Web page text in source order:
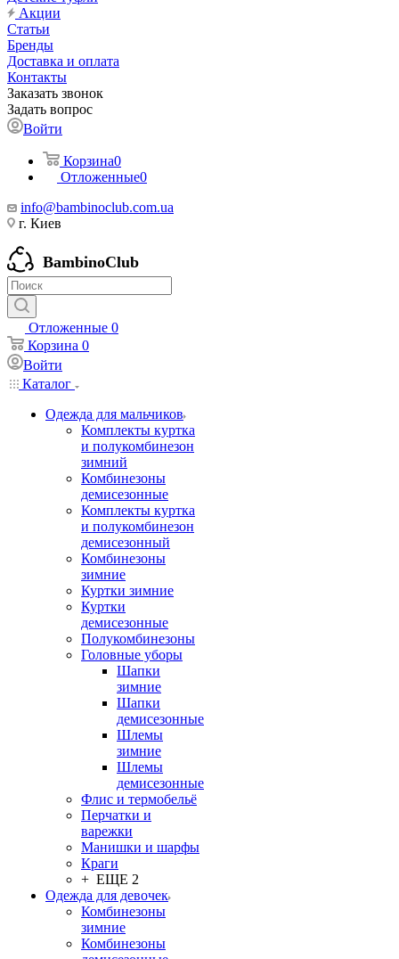
Акции
Статьи
Бренды
Доставка и оплата
Контакты
Заказать звонок
Задать вопрос
Войти
Корзина0
Отложенные0
info@bambinoclub.com.ua
г. Киев
BambinoClub
Отложенные 0
Корзина 0
Войти
Каталог
Одежда для мальчиков
Комплекты куртка
и полукомбинезон
зимний
Комбинезоны
демисезонные
Комплекты куртка
и полукомбинезон
демисезонный
Комбинезоны
зимние
Куртки зимние
Куртки
демисезонные
Полукомбинезоны
Головные уборы
Шапки
зимние
Шапки
демисезонные
Шлемы
зимние
Шлемы
демисезонные
Флис и термобельё
Перчатки и
варежки
Манишки и шарфы
Краги
+ ЕЩЕ 2
Одежда для девочек
Комбинезоны
зимние
Комбинезоны